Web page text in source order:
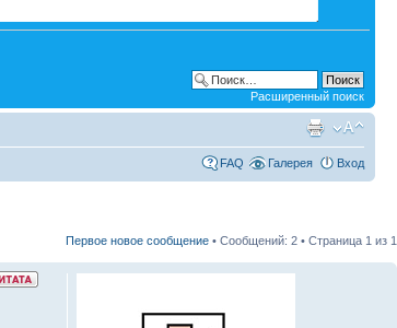
Расширенный поиск
FAQ Галерея Вход
Первое новое сообщение • Сообщений: 2 • Страница 1 из 1